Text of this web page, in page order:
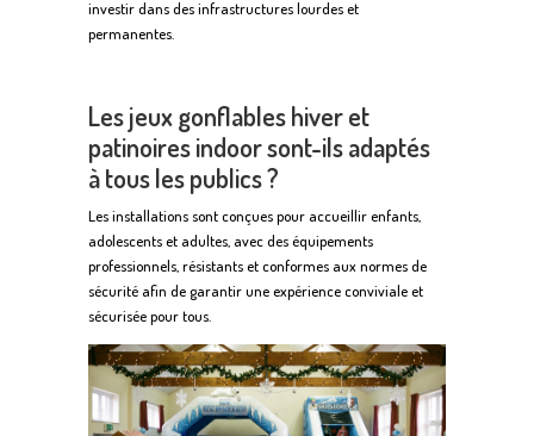
investir dans des infrastructures lourdes et
permanentes.
Les jeux gonflables hiver et
patinoires indoor sont-ils adaptés
à tous les publics ?
Les installations sont conçues pour accueillir enfants,
adolescents et adultes, avec des équipements
professionnels, résistants et conformes aux normes de
sécurité afin de garantir une expérience conviviale et
sécurisée pour tous.